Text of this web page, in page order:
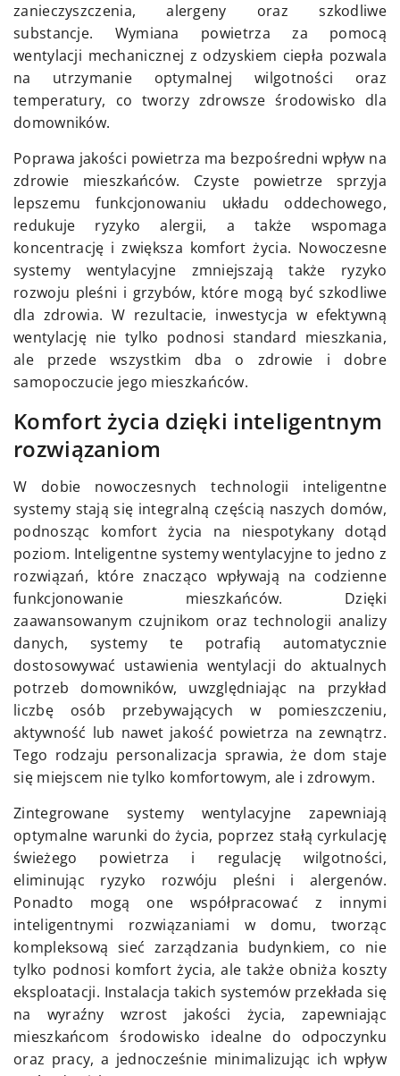
zanieczyszczenia, alergeny oraz szkodliwe
substancje. Wymiana powietrza za pomocą
wentylacji mechanicznej z odzyskiem ciepła pozwala
na utrzymanie optymalnej wilgotności oraz
temperatury, co tworzy zdrowsze środowisko dla
domowników.
Poprawa jakości powietrza ma bezpośredni wpływ na
zdrowie mieszkańców. Czyste powietrze sprzyja
lepszemu funkcjonowaniu układu oddechowego,
redukuje ryzyko alergii, a także wspomaga
koncentrację i zwiększa komfort życia. Nowoczesne
systemy wentylacyjne zmniejszają także ryzyko
rozwoju pleśni i grzybów, które mogą być szkodliwe
dla zdrowia. W rezultacie, inwestycja w efektywną
wentylację nie tylko podnosi standard mieszkania,
ale przede wszystkim dba o zdrowie i dobre
samopoczucie jego mieszkańców.
Komfort życia dzięki inteligentnym
rozwiązaniom
W dobie nowoczesnych technologii inteligentne
systemy stają się integralną częścią naszych domów,
podnosząc komfort życia na niespotykany dotąd
poziom. Inteligentne systemy wentylacyjne to jedno z
rozwiązań, które znacząco wpływają na codzienne
funkcjonowanie mieszkańców. Dzięki
zaawansowanym czujnikom oraz technologii analizy
danych, systemy te potrafią automatycznie
dostosowywać ustawienia wentylacji do aktualnych
potrzeb domowników, uwzględniając na przykład
liczbę osób przebywających w pomieszczeniu,
aktywność lub nawet jakość powietrza na zewnątrz.
Tego rodzaju personalizacja sprawia, że dom staje
się miejscem nie tylko komfortowym, ale i zdrowym.
Zintegrowane systemy wentylacyjne zapewniają
optymalne warunki do życia, poprzez stałą cyrkulację
świeżego powietrza i regulację wilgotności,
eliminując ryzyko rozwóju pleśni i alergenów.
Ponadto mogą one współpracować z innymi
inteligentnymi rozwiązaniami w domu, tworząc
kompleksową sieć zarządzania budynkiem, co nie
tylko podnosi komfort życia, ale także obniża koszty
eksploatacji. Instalacja takich systemów przekłada się
na wyraźny wzrost jakości życia, zapewniając
mieszkańcom środowisko idealne do odpoczynku
oraz pracy, a jednocześnie minimalizując ich wpływ